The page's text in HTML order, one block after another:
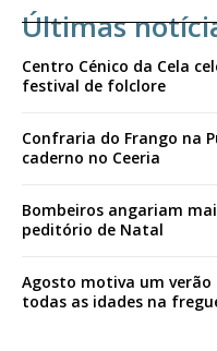
Últimas
Centro Cénico da Cela
festival de folclore
Confraria do Frango na
caderno no Ceeria
Bombeiros angariam
peditório de Natal
Agosto motiva um
todas as idades na